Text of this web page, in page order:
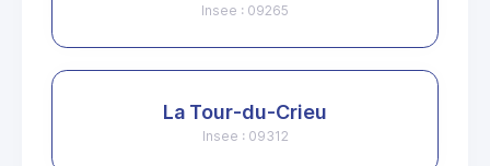
Insee : 09265
La Tour-du-Crieu
Insee : 09312